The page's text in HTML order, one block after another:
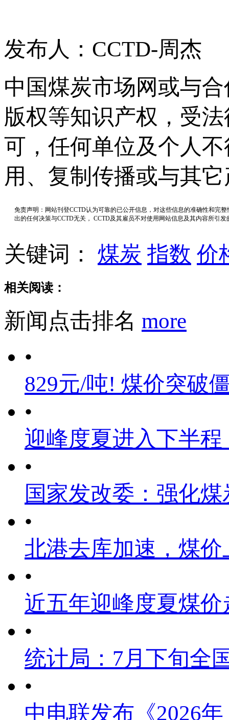
发布人：CCTD-周杰
中国煤炭市场网或与
版权等知识产权，受
可，任何单位及个人
用、复制传播或与其
免责声明：网站刊登CCTD认为可靠的已公开信息，对这些信息的准确性和完
出的任何决策与CCTD无关， CCTD及其雇员不对使用网站信息及其内容所引
关键词： 煤炭 指数 价
相关阅读：
新闻点击排名 more
•
829元/吨! 煤价突破
•
迎峰度夏进入下半
•
国家发改委：强化
•
北港去库加速，煤
•
近五年迎峰度夏煤价
•
统计局：7月下旬全
•
中电联发布《2026